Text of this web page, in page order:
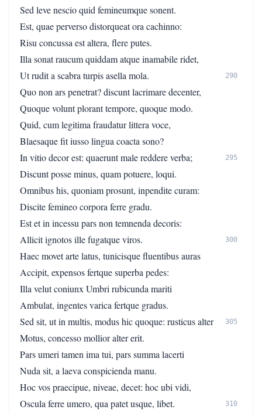
Sed leve nescio quid femineumque sonent.
Est, quae perverso distorqueat ora cachinno:
Risu concussa est altera, flere putes.
Illa sonat raucum quiddam atque inamabile ridet,
Ut rudit a scabra turpis asella mola.
290
Quo non ars penetrat? discunt lacrimare decenter,
Quoque volunt plorant tempore, quoque modo.
Quid, cum legitima fraudatur littera voce,
Blaesaque fit iusso lingua coacta sono?
In vitio decor est: quaerunt male reddere verba;
295
Discunt posse minus, quam potuere, loqui.
Omnibus his, quoniam prosunt, inpendite curam:
Discite femineo corpora ferre gradu.
Est et in incessu pars non temnenda decoris:
Allicit ignotos ille fugatque viros.
300
Haec movet arte latus, tunicisque fluentibus auras
Accipit, expensos fertque superba pedes:
Illa velut coniunx Umbri rubicunda mariti
Ambulat, ingentes varica fertque gradus.
Sed sit, ut in multis, modus hic quoque: rusticus alter
305
Motus, concesso mollior alter erit.
Pars umeri tamen ima tui, pars summa lacerti
Nuda sit, a laeva conspicienda manu.
Hoc vos praecipue, niveae, decet: hoc ubi vidi,
Oscula ferre umero, qua patet usque, libet.
310